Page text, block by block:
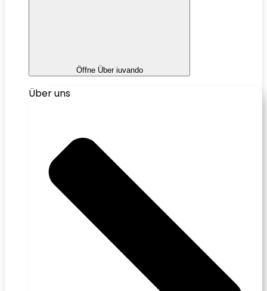
Öffne Über iuvando
Über uns